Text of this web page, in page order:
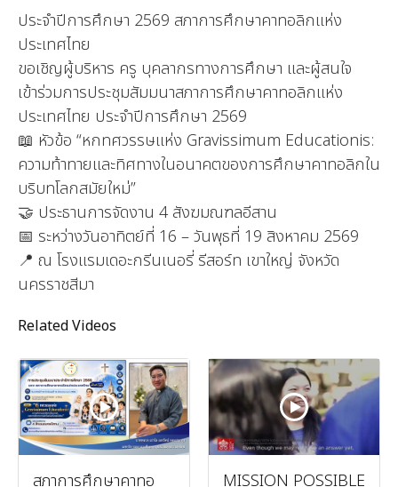
ประจำปีการศึกษา 2569 สภาการศึกษาคาทอลิกแห่ง
ประเทศไทย
ขอเชิญผู้บริหาร ครู บุคลากรทางการศึกษา และผู้สนใจ
เข้าร่วมการประชุมสัมมนาสภาการศึกษาคาทอลิกแห่ง
ประเทศไทย ประจำปีการศึกษา 2569
📖 หัวข้อ “หกทศวรรษแห่ง Gravissimum Educationis:
ความท้าทายและทิศทางในอนาคตของการศึกษาคาทอลิกใน
บริบทโลกสมัยใหม่”
🤝 ประธานการจัดงาน 4 สังฆมณฑลอีสาน
📅 ระหว่างวันอาทิตย์ที่ 16 – วันพุธที่ 19 สิงหาคม 2569
📍 ณ โรงแรมเดอะกรีนเนอรี่ รีสอร์ท เขาใหญ่ จังหวัด
นครราชสีมา
Related Videos
สภาการศึกษาคาทอ MISSION POSSIBLE